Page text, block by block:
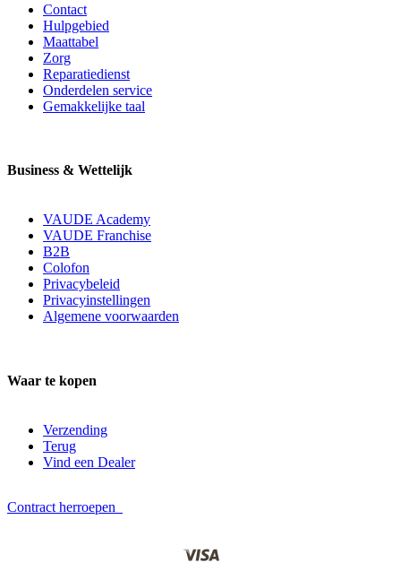
Contact
Hulpgebied
Maattabel
Zorg
Reparatiedienst
Onderdelen service
Gemakkelijke taal
Business & Wettelijk
VAUDE Academy
VAUDE Franchise
B2B
Colofon
Privacybeleid
Privacyinstellingen
Algemene voorwaarden
Waar te kopen
Verzending
Terug
Vind een Dealer
Contract herroepen